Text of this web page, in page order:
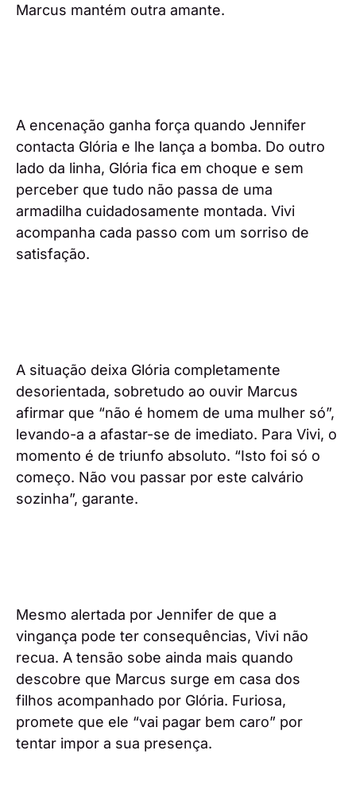
Marcus mantém outra amante.
A encenação ganha força quando Jennifer
contacta Glória e lhe lança a bomba. Do outro
lado da linha, Glória fica em choque e sem
perceber que tudo não passa de uma
armadilha cuidadosamente montada. Vivi
acompanha cada passo com um sorriso de
satisfação.
A situação deixa Glória completamente
desorientada, sobretudo ao ouvir Marcus
afirmar que “não é homem de uma mulher só”,
levando-a a afastar-se de imediato. Para Vivi, o
momento é de triunfo absoluto. “Isto foi só o
começo. Não vou passar por este calvário
sozinha”, garante.
Mesmo alertada por Jennifer de que a
vingança pode ter consequências, Vivi não
recua. A tensão sobe ainda mais quando
descobre que Marcus surge em casa dos
filhos acompanhado por Glória. Furiosa,
promete que ele “vai pagar bem caro” por
tentar impor a sua presença.